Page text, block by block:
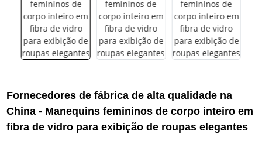
Fornecedores de fábrica de alta qualidade na
China - Manequins femininos de corpo inteiro em
fibra de vidro para exibição de roupas elegantes